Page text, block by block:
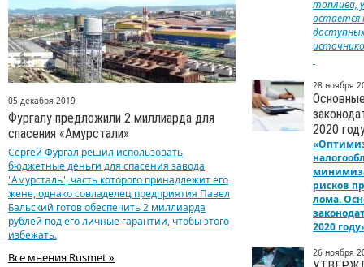
05 декабря 2019
Фургалу предложили 2 миллиарда для
спасения «Амурстали»
Сергей Фургал решил использовать
бюджетные деньги для спасения завода
"Амурсталь", часть которого принадлежит его
жене, однако совладелец предприятия Павел
Бальский готов обеспечить 2 миллиарда
рублей под его личные гарантии, чтобы этого
избежать.
Все мнения Rusmet »
топлива,
остается
28 ноября
2020
рисков
лома.
2020
26 ноября